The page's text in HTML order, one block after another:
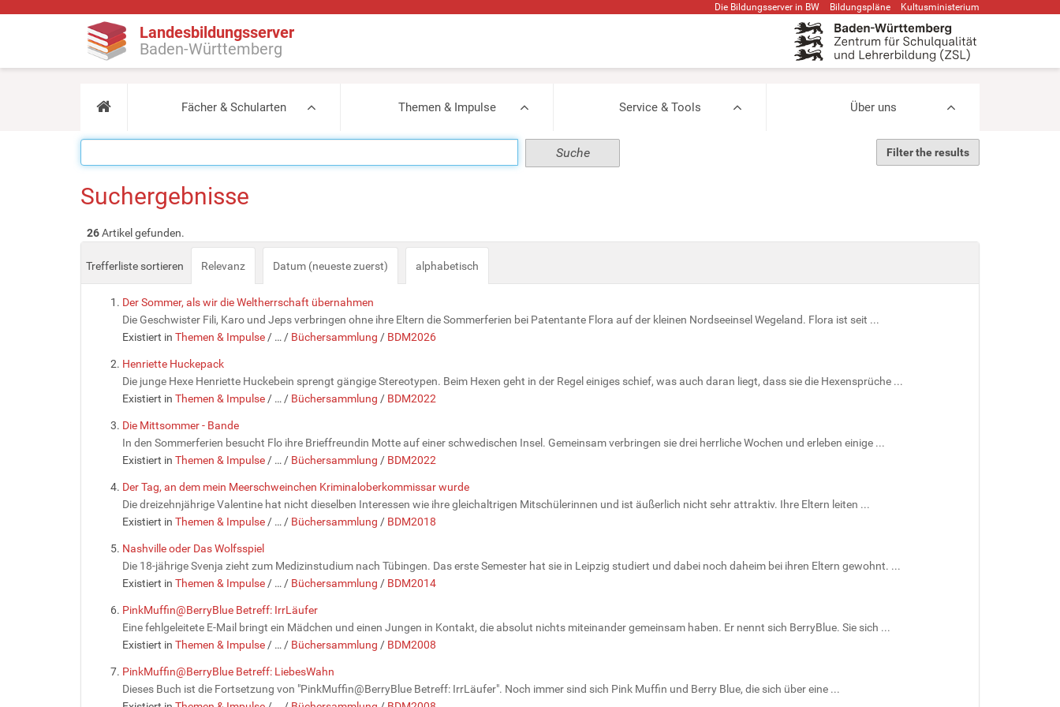
Die Bildungsserver in BW Bildungspläne Kultusministerium
Landesbildungsserver
Baden-Württemberg
Fächer & Schularten Themen & Impulse Service & Tools Über uns
Filter the results
Suchergebnisse
26Artikel gefunden.
Trefferliste sortieren Relevanz Datum (neueste zuerst) alphabetisch
Der Sommer, als wir die Weltherrschaft übernahmen
Die Geschwister Fili, Karo und Jeps verbringen ohne ihre Eltern die Sommerferien bei Patentante Flora auf der kleinen Nordseeinsel Wegeland. Flora ist seit ...
Existiert in Themen & Impulse / … / Büchersammlung / BDM2026
Henriette Huckepack
Die junge Hexe Henriette Huckebein sprengt gängige Stereotypen. Beim Hexen geht in der Regel einiges schief, was auch daran liegt, dass sie die Hexensprüche ...
Existiert in Themen & Impulse / … / Büchersammlung / BDM2022
Die Mittsommer - Bande
In den Sommerferien besucht Flo ihre Brieffreundin Motte auf einer schwedischen Insel. Gemeinsam verbringen sie drei herrliche Wochen und erleben einige ...
Existiert in Themen & Impulse / … / Büchersammlung / BDM2022
Der Tag, an dem mein Meerschweinchen Kriminaloberkommissar wurde
Die dreizehnjährige Valentine hat nicht dieselben Interessen wie ihre gleichaltrigen Mitschülerinnen und ist äußerlich nicht sehr attraktiv. Ihre Eltern leiten ...
Existiert in Themen & Impulse / … / Büchersammlung / BDM2018
Nashville oder Das Wolfsspiel
Die 18-jährige Svenja zieht zum Medizinstudium nach Tübingen. Das erste Semester hat sie in Leipzig studiert und dabei noch daheim bei ihren Eltern gewohnt. ...
Existiert in Themen & Impulse / … / Büchersammlung / BDM2014
PinkMuffin@BerryBlue Betreff: IrrLäufer
Eine fehlgeleitete E-Mail bringt ein Mädchen und einen Jungen in Kontakt, die absolut nichts miteinander gemeinsam haben. Er nennt sich BerryBlue. Sie sich ...
Existiert in Themen & Impulse / … / Büchersammlung / BDM2008
PinkMuffin@BerryBlue Betreff: LiebesWahn
Dieses Buch ist die Fortsetzung von "PinkMuffin@BerryBlue Betreff: IrrLäufer". Noch immer sind sich Pink Muffin und Berry Blue, die sich über eine ...